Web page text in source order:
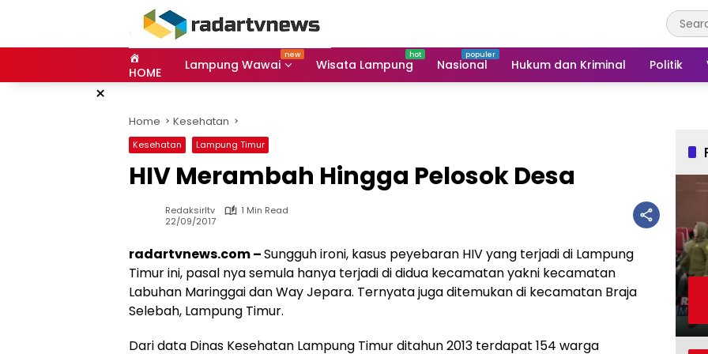
HOME Lampung Wawai Wisata Lampung Nasional Hukum dan Kriminal Politik
×
Home Kesehatan
Kesehatan Lampung Timur
HIV Merambah Hingga Pelosok Desa
Redaksirltv
1 Min Read
22/09/2017
radartvnews.com –Sungguh ironi, kasus peyebaran HIV yang terjadi di Lampung
Timur ini, pasal nya semula hanya terjadi di didua kecamatan yakni kecamatan
Labuhan Maringgai dan Way Jepara. Ternyata juga ditemukan di kecamatan Braja
Selebah, Lampung Timur.
Dari data Dinas Kesehatan Lampung Timur ditahun 2013 terdapat 154 warga